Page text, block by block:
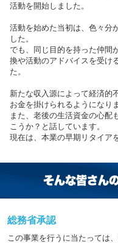
活動を開始しました。
活動を始めた当初は、色々分
した。
でも、同じ目的を持った仲間
換や活動のアドバイスを受け
た。
新たな収入源によって経済的
お金を掛けられるようになり
また、老後の生活資金の心配
こうか？と話しています。
現在は、本業の早期リタイア
そんな皆さん
総務省承認
この事業を行うに当たっては